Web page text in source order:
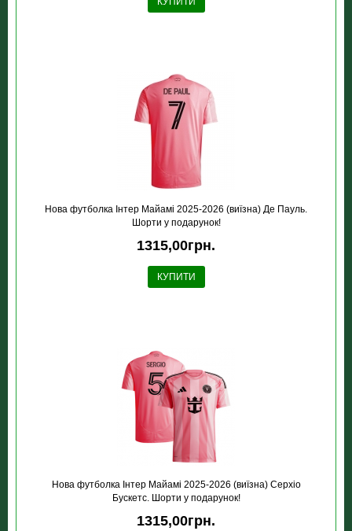
Нова футболка Інтер Майамі 2025-2026 (виїзна) Де Пауль.
Шорти у подарунок!
1315,00грн.
КУПИТИ
Нова футболка Інтер Майамі 2025-2026 (виїзна) Серхіо
Бускетс. Шорти у подарунок!
1315,00грн.